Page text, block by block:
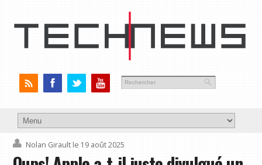
Nolan Girault le 19 août 2025